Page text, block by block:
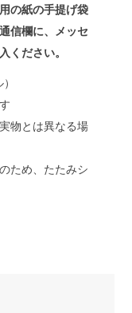
の紙の手提げ袋
信欄に、メッセ
ください。
物とは異なる場
ため、たたみシ